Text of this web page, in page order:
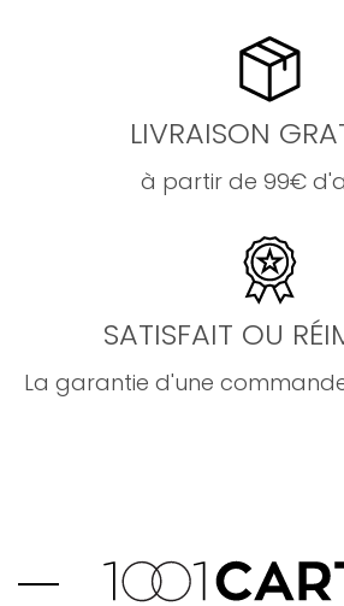
LIVRAISON
à partir de 99€
SATISFAIT OU
La garantie d'une